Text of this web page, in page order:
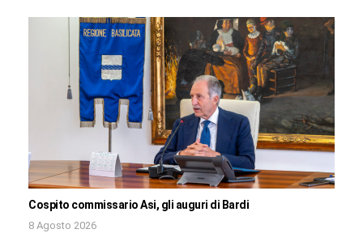
Cospito commissario Asi, gli auguri di Bardi
8 Agosto 2026